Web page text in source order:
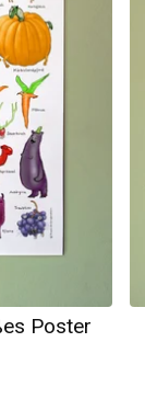
Poster